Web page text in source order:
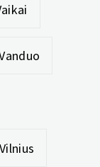
Vilnius